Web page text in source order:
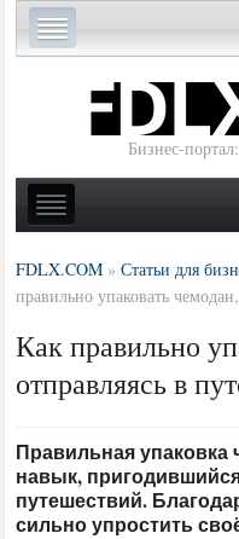
Бизнес-
FDLX.COM »Статьи для
правильно упаковать
Как правильно
отправляясь в
Правильная
навык,
путешествий.
сильно упростить